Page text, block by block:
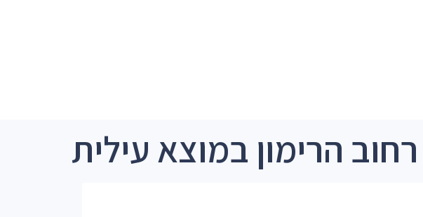
רחוב הרימון במוצא עילית